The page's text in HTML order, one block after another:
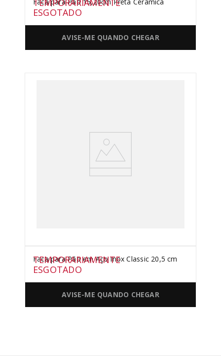
TEMPORARIAMENTE
ESGOTADO
AVISE-ME QUANDO CHEGAR
Faca para Pão em Aço Inox Classic 20,5 cm
TEMPORARIAMENTE
ESGOTADO
AVISE-ME QUANDO CHEGAR